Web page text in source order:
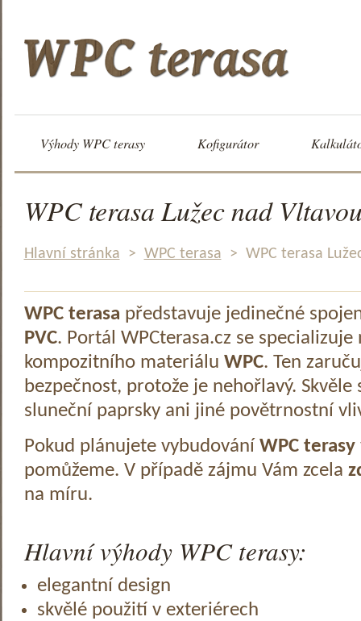
Výhody WPC terasy Kofigurátor
WPC terasa Lužec nad
Hlavní stránka > WPC terasa > WPC terasa
WPC terasa představuje jedinečné
PVC. Portál WPCterasa.cz se specializuje
kompozitního materiálu WPC. Ten
bezpečnost, protože je nehořlavý.
sluneční paprsky ani jiné povětrnostní
Pokud plánujete vybudování WPC terasy
pomůžeme. V případě zájmu Vám zcela
na míru.
Hlavní výhody WPC terasy:
elegantní design
skvělé použití v exteriérech